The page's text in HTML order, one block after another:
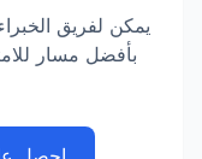
يمكن لفريق
بأفضل مسار